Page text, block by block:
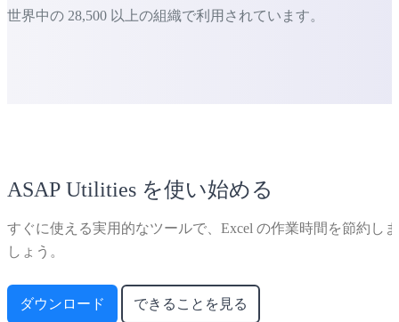
世界中の 28,500 以上の組織で利用されています。
ASAP Utilities を使い始める
すぐに使える実用的なツールで、Excel の作業時間を節約しま
しょう。
ダウンロード できることを見る